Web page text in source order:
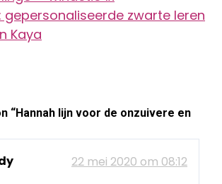
gepersonaliseerde zwarte leren
Kaya
“Hannah lijn voor de onzuivere en
22 mei 2020 om 08:12